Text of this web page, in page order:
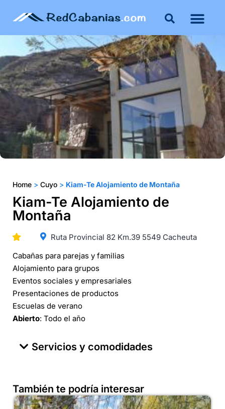
Home > Cuyo > Kiam-Te Alojamiento de Montaña
Kiam-Te Alojamiento de
Montaña
Ruta Provincial 82 Km.39 5549 Cacheuta
Cabañas para parejas y familias
Alojamiento para grupos
Eventos sociales y empresariales
Presentaciones de productos
Escuelas de verano
Abierto: Todo el año
Servicios y comodidades
También te podría interesar